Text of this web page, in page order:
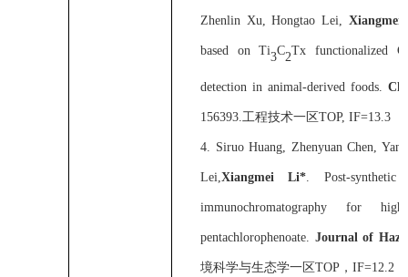
Zhenlin Xu, Hongtao Lei,
based on Ti3C2Tx functionalized
detection in animal-derived foods.
156393.工程技术一区TOP, IF=13.3
4. Siruo Huang, Zhenyuan Chen,
Lei,Xiangmei Li*. Post-synthetic
immunochromatography for
pentachlorophenoate. Journal of
境科学与生态学一区TOP ， IF=12.2